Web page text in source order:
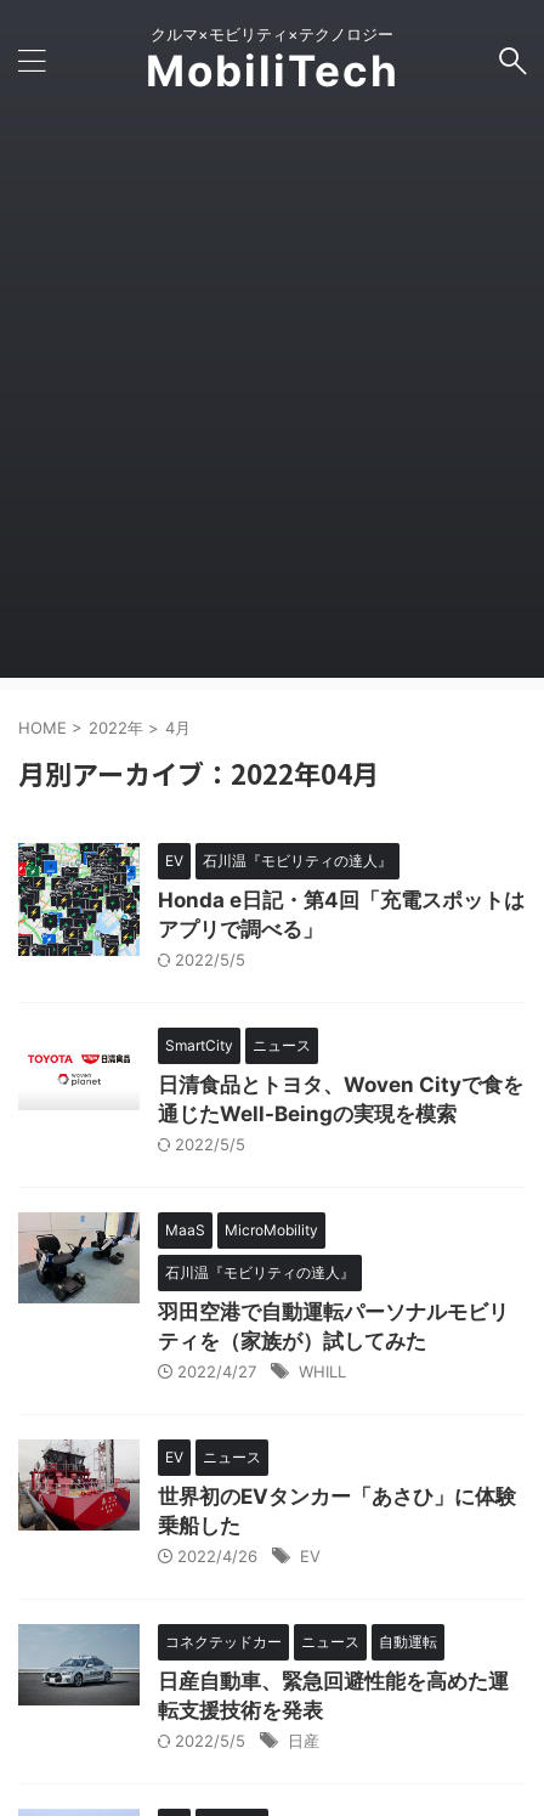
クルマ×モビリティ×テクノロジー
MobiliTech
HOME > 2022年 > 4月
月別アーカイブ：2022年04月
EV 石川温『モビリティの達人』
Honda e日記・第4回「充電スポットは
アプリで調べる」
2022/5/5
SmartCity ニュース
日清食品とトヨタ、Woven Cityで食を
通じたWell-Beingの実現を模索
2022/5/5
MaaS MicroMobility
石川温『モビリティの達人』
羽田空港で自動運転パーソナルモビリ
ティを（家族が）試してみた
2022/4/27 WHILL
EV ニュース
世界初のEVタンカー「あさひ」に体験
乗船した
2022/4/26 EV
コネクテッドカー ニュース 自動運転
日産自動車、緊急回避性能を高めた運
転支援技術を発表
2022/5/5 日産